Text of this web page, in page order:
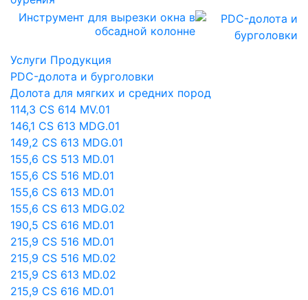
Инструмент для вырезки окна в
обсадной колонне
Услуги Продукция
PDC-долота и бурголовки
Долота для мягких и средних пород
114,3 CS 614 MV.01
146,1 CS 613 MDG.01
149,2 CS 613 MDG.01
155,6 CS 513 MD.01
155,6 CS 516 MD.01
155,6 CS 613 MD.01
155,6 CS 613 MDG.02
190,5 CS 616 MD.01
215,9 CS 516 MD.01
215,9 CS 516 MD.02
215,9 CS 613 MD.02
215,9 CS 616 MD.01